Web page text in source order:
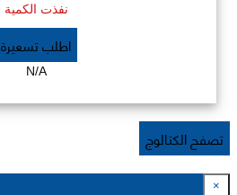
نفذت الكمية
اطلب تسعيرة
N/A
تصفح الكتالوج
×